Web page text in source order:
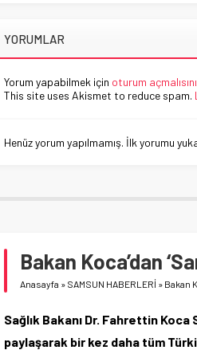
YORUMLAR
Yorum yapabilmek için oturum
This site uses Akismet to reduce spam.
Henüz yorum yapılmamış. İlk yorumu
Bakan Koca’dan
Anasayfa » SAMSUN HABERLERİ » Bakan
Sağlık Bakanı Dr. Fahrettin
paylaşarak bir kez daha tüm